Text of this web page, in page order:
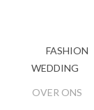
FASHION
WEDDING
OVER ONS